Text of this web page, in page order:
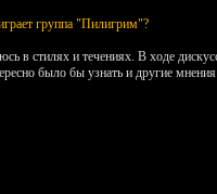
группа "Пилигрим"?
в стилях и течениях. В ходе
было бы узнать и другие